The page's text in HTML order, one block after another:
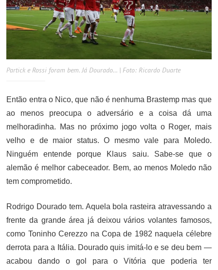
Partick e Rossi foram bem. Já Dourado… | Foto: Ricardo Duarte
Então entra o Nico, que não é nenhuma Brastemp mas que
ao menos preocupa o adversário e a coisa dá uma
melhoradinha. Mas no próximo jogo volta o Roger, mais
velho e de maior status. O mesmo vale para Moledo.
Ninguém entende porque Klaus saiu. Sabe-se que o
alemão é melhor cabeceador. Bem, ao menos Moledo não
tem comprometido.
Rodrigo Dourado tem. Aquela bola rasteira atravessando a
frente da grande área já deixou vários volantes famosos,
como Toninho Cerezzo na Copa de 1982 naquela célebre
derrota para a Itália. Dourado quis imitá-lo e se deu bem —
acabou dando o gol para o Vitória que poderia ter